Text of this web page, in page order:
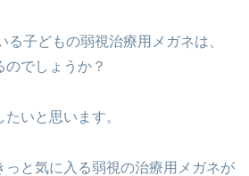
子どもの弱視治療用メガネは、
のでしょうか？
いと思います。
っと気に入る弱視の治療用メガネが